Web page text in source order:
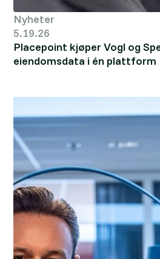
Nyheter
5.19.26
Placepoint kjøper Vogl og
eiendomsdata i én plattform